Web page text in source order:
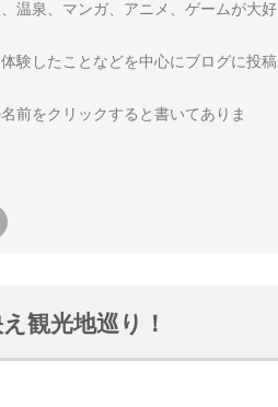
温泉、マンガ、アニメ、ゲームが大好
験したことなどを中心にブログに投稿
前をクリックすると書いてありま
観光地巡り！